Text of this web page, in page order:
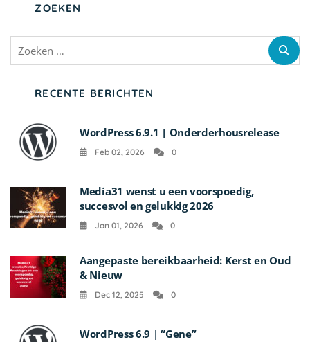
ZOEKEN
RECENTE BERICHTEN
WordPress 6.9.1 | Onderderhousrelease
Feb 02, 2026 0
Media31 wenst u een voorspoedig,
succesvol en gelukkig 2026
Jan 01, 2026 0
Aangepaste bereikbaarheid: Kerst en Oud
& Nieuw
Dec 12, 2025 0
WordPress 6.9 | “Gene”